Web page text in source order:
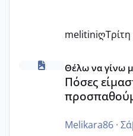
melitiniღ
Πόσες είμαστε κοντά 40
Θέλω να γίνω
Πόσες
Melikara86·